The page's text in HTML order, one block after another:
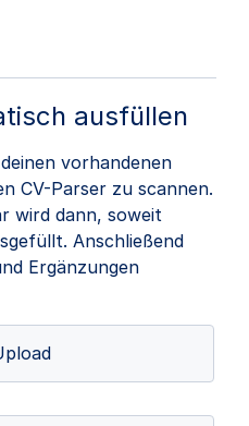
ausfüllen
vorhandenen
CV-Parser zu scannen.
wird dann, soweit
Anschließend
Ergänzungen